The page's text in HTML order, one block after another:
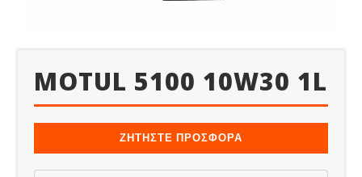
MOTUL 5100 10W30 1L
ΖΗΤΗΣΤΕ ΠΡΟΣΦΟΡΑ